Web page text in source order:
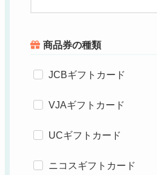
商品券の種類
JCBギフトカード
VJAギフトカード
UCギフトカード
ニコスギフトカード